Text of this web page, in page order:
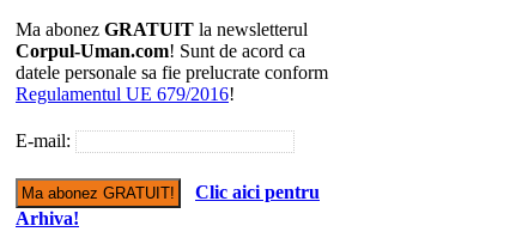
Ma abonez GRATUIT la newsletterul
Corpul-Uman.com! Sunt de acord ca
datele personale sa fie prelucrate conform
Regulamentul UE 679/2016!
E-mail:
Clic aici pentru
Arhiva!